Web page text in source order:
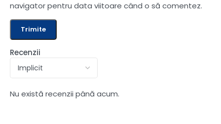
Recenzii
Nu există recenzii până acum.
navigator pentru data viitoare când o să comentez.